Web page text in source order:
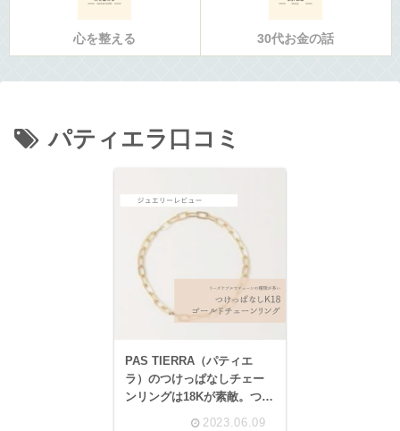
心を整える 30代お金の話
パティエラ口コミ
PAS TIERRA（パティエ
ラ）のつけっぱなしチェー
ンリングは18Kが素敵。つけ
2023.06.09